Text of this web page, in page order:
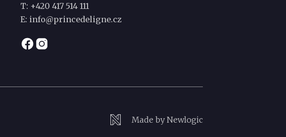
T: +420 417 514 111
E: info@princedeligne.cz
Made by Newlogic